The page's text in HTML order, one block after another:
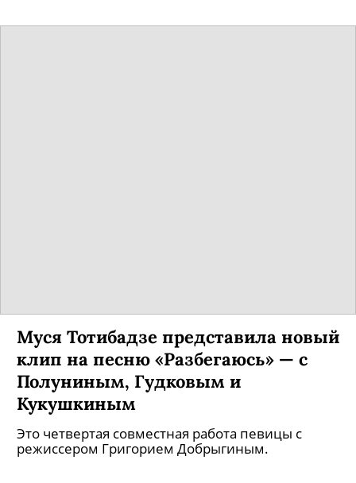
Муся Тотибадзе представила новый
клип на песню «Разбегаюсь» — с
Полуниным, Гудковым и
Кукушкиным
Это четвертая совместная работа певицы с
режиссером Григорием Добрыгиным.